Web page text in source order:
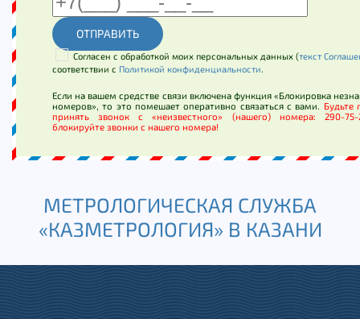
ОТПРАВИТЬ
Согласен с обработкой моих персональных данных (текст
соответствии с Политикой конфиденциальности.
Если на вашем средстве связи включена функция «Блокировка
номеров», то это помешает оперативно связаться с вами. Будьте
принять звонок с «неизвестного» (нашего) номера: 290-
блокируйте звонки с нашего номера!
МЕТРОЛОГИЧЕСКАЯ СЛУЖБА
«КАЗМЕТРОЛОГИЯ» В КАЗАНИ